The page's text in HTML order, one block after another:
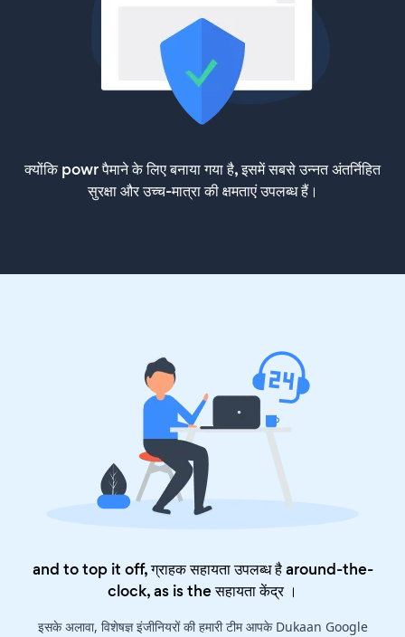
क्योंकि powr पैमाने के लिए बनाया गया है, इसमें सबसे उन्नत अंतर्निहित
सुरक्षा और उच्च-मात्रा की क्षमताएं उपलब्ध हैं।
and to top it off, ग्राहक सहायता उपलब्ध है around-the-
clock, as is theसहायता केंद्र।
इसके अलावा, विशेषज्ञ इंजीनियरों की हमारी टीम आपके Dukaan Google